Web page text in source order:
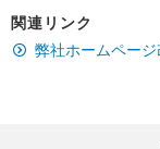
関連リンク
弊社ホームペー